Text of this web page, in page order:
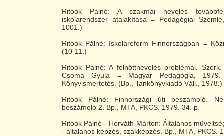
Ritoók Pálné: A szakmai nevelés
iskolarendszer átalakítása = Pedagógiai
1001.)
Ritoók Pálné: Iskolareform Finnországban =
(10-11.)
Ritoók Pálné: A felnőttnevelés problémái.
Csoma Gyula = Magyar Pedagógia,
Könyvismertetés. (Bp., Tankönyvkiadó Váll., 1978.)
Ritoók Pálné: Finnországi úti beszámoló.
beszámoló 2. Bp., MTA, PKCS. 1979. 34. p.
Ritoók Pálné - Horváth Márton: Általános
- általános képzés, szakképzés. Bp., MTA, PKCS.